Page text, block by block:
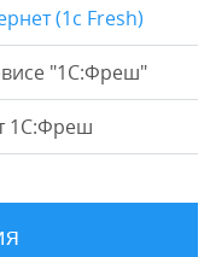
(1c Fresh)
"1С:Фреш"
1С:Фреш